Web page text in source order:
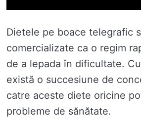
Dietele pe boace telegrafic
comercializate ca o regim
de a lepada în dificultate.
există o succesiune de
catre aceste diete oricine
probleme de sănătate.